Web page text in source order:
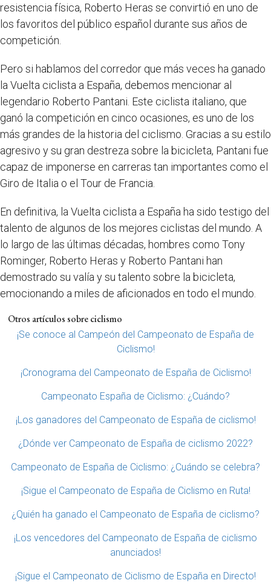
resistencia física, Roberto Heras se convirtió en uno de
los favoritos del público español durante sus años de
competición.
Pero si hablamos del corredor que más veces ha ganado
la Vuelta ciclista a España, debemos mencionar al
legendario Roberto Pantani. Este ciclista italiano, que
ganó la competición en cinco ocasiones, es uno de los
más grandes de la historia del ciclismo. Gracias a su estilo
agresivo y su gran destreza sobre la bicicleta, Pantani fue
capaz de imponerse en carreras tan importantes como el
Giro de Italia o el Tour de Francia.
En definitiva, la Vuelta ciclista a España ha sido testigo del
talento de algunos de los mejores ciclistas del mundo. A
lo largo de las últimas décadas, hombres como Tony
Rominger, Roberto Heras y Roberto Pantani han
demostrado su valía y su talento sobre la bicicleta,
emocionando a miles de aficionados en todo el mundo.
Otros artículos sobre ciclismo
¡Se conoce al Campeón del Campeonato de España de
Ciclismo!
¡Cronograma del Campeonato de España de Ciclismo!
Campeonato España de Ciclismo: ¿Cuándo?
¡Los ganadores del Campeonato de España de ciclismo!
¿Dónde ver Campeonato de España de ciclismo 2022?
Campeonato de España de Ciclismo: ¿Cuándo se celebra?
¡Sigue el Campeonato de España de Ciclismo en Ruta!
¿Quién ha ganado el Campeonato de España de ciclismo?
¡Los vencedores del Campeonato de España de ciclismo
anunciados!
¡Sigue el Campeonato de Ciclismo de España en Directo!